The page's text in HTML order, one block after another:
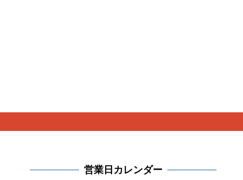
営業日カレンダー